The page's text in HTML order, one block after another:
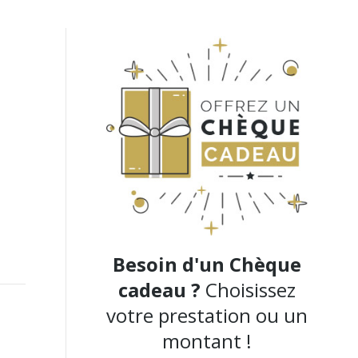
Besoin d'un Chèque
cadeau ? Choisissez
votre prestation ou un
montant !